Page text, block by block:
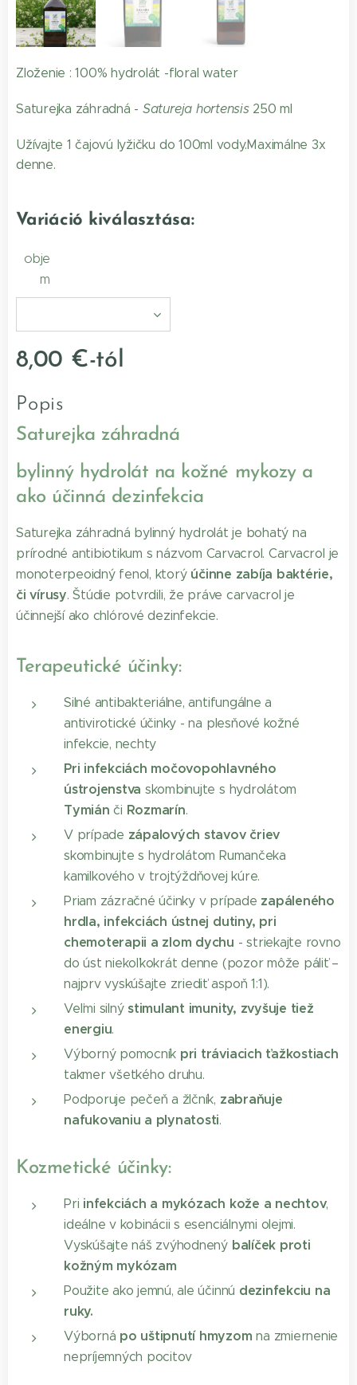
Zloženie : 100% hydrolát -floral water
Saturejka záhradná - Satureja hortensis 250 ml
Užívajte 1 čajovú lyžičku do 100ml vody.Maximálne 3x
denne.
Variáció kiválasztása:
obje
m
8,00 €-tól
Popis
Saturejka záhradná
bylinný hydrolát na kožné mykozy a
ako účinná dezinfekcia
Saturejka záhradná bylinný hydrolát je bohatý na
prírodné antibiotikum s názvom Carvacrol. Carvacrol je
monoterpeoidný fenol, ktorý účinne zabíja baktérie,
či vírusy. Štúdie potvrdili, že práve carvacrol je
účinnejší ako chlórové dezinfekcie.
Terapeutické účinky:
Silné antibakteriálne, antifungálne a
antivirotické účinky - na plesňové kožné
infekcie, nechty
Pri infekciách močovopohlavného
ústrojenstva skombinujte s hydrolátom
Tymián či Rozmarín.
V prípade zápalových stavov čriev
skombinujte s hydrolátom Rumančeka
kamilkového v trojtýždňovej kúre.
Priam zázračné účinky v prípade zapáleného
hrdla, infekciách ústnej dutiny, pri
chemoterapii a zlom dychu - striekajte rovno
do úst niekoľkokrát denne (pozor môže páliť –
najprv vyskúšajte zriediť aspoň 1:1).
Veľmi silnýstimulant imunity, zvyšuje tiež
energiu.
Výborný pomocník pri tráviacich ťažkostiach
takmer všetkého druhu.
Podporuje pečeň a žlčník, zabraňuje
nafukovaniu a plynatosti.
Kozmetické účinky:
Pri infekciách a mykózach kože a nechtov,
ideálne v kobinácii s esenciálnymi olejmi.
Vyskúšajte náš zvýhodnený balíček proti
kožným mykózam
Použite ako jemnú, ale účinnú dezinfekciu na
ruky.
Výborná po uštipnutí hmyzom na zmiernenie
nepríjemných pocitov